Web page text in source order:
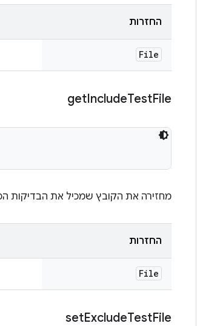
החזרות
File
getIncludeTestFile
מחזירה את הקובץ שמכיל את הבדיקות
החזרות
File
setExcludeTestFile